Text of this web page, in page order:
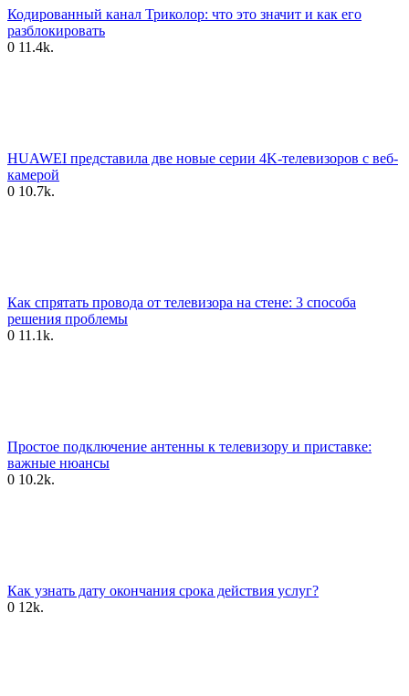
Кодированный канал Триколор: что это значит и как его
разблокировать
0 11.4k.
HUAWEI представила две новые серии 4K-телевизоров с веб-
камерой
0 10.7k.
Как спрятать провода от телевизора на стене: 3 способа
решения проблемы
0 11.1k.
Простое подключение антенны к телевизору и приставке:
важные нюансы
0 10.2k.
Как узнать дату окончания срока действия услуг?
0 12k.